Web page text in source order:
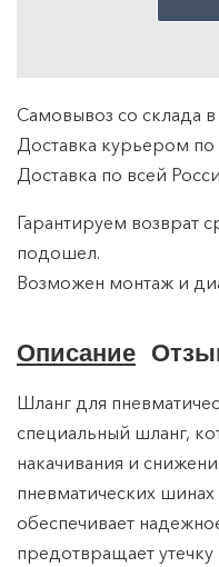
Самовывоз со склада
Доставка курьером по
Доставка по всей
Гарантируем возврат
подошел.
Возможен монтаж и
Описание
Шланг для
специальный шланг,
накачивания и
пневматических
обеспечивает
предотвращает утечку